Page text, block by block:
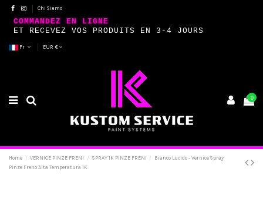
Chi Siamo
COMMANDEZ EN LIGNE
ET RECEVEZ VOS PRODUITS EN 3-4 JOURS
Fr EUR €
0
Home VERNICE PINZE FRENI SPRAY 1K PINZE FRENI
Bianco Lucido - Vernice Spray
Pinze Freno Alta Temperatura 1K